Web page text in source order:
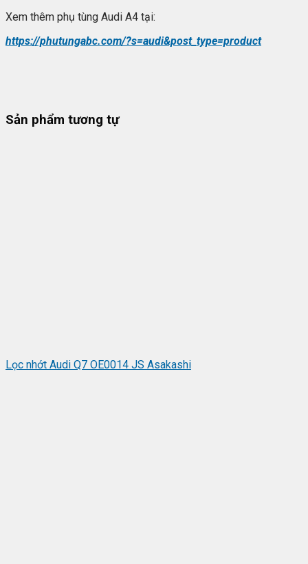
Xem thêm phụ tùng Audi A4 tại:
https://phutungabc.com/?s=audi&post_type=product
Sản phẩm tương tự
Lọc nhớt Audi Q7 OE0014 JS Asakashi